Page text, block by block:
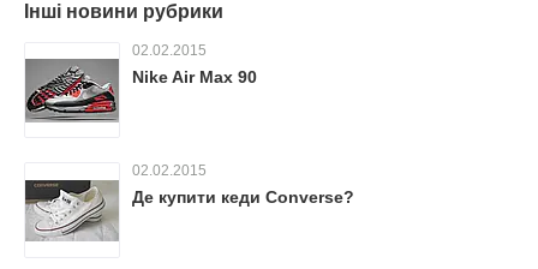
Інші новини рубрики
02.02.2015
Nike Air Max 90
02.02.2015
Де купити кеди Converse?